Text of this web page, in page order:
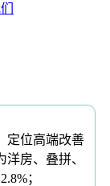
位高端改善
房、叠拼、
；